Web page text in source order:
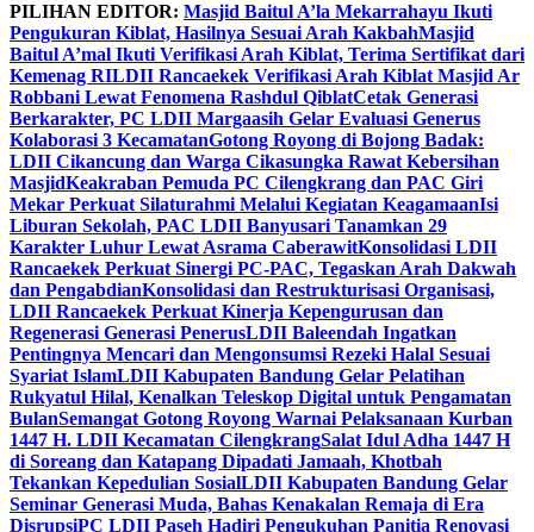
PILIHAN EDITOR: Masjid Baitul A’la Mekarrahayu Ikuti
Pengukuran Kiblat, Hasilnya Sesuai Arah KakbahMasjid
Baitul A’mal Ikuti Verifikasi Arah Kiblat, Terima Sertifikat dari
Kemenag RILDII Rancaekek Verifikasi Arah Kiblat Masjid Ar
Robbani Lewat Fenomena Rashdul QiblatCetak Generasi
Berkarakter, PC LDII Margaasih Gelar Evaluasi Generus
Kolaborasi 3 KecamatanGotong Royong di Bojong Badak:
LDII Cikancung dan Warga Cikasungka Rawat Kebersihan
MasjidKeakraban Pemuda PC Cilengkrang dan PAC Giri
Mekar Perkuat Silaturahmi Melalui Kegiatan KeagamaanIsi
Liburan Sekolah, PAC LDII Banyusari Tanamkan 29
Karakter Luhur Lewat Asrama CaberawitKonsolidasi LDII
Rancaekek Perkuat Sinergi PC-PAC, Tegaskan Arah Dakwah
dan PengabdianKonsolidasi dan Restrukturisasi Organisasi,
LDII Rancaekek Perkuat Kinerja Kepengurusan dan
Regenerasi Generasi PenerusLDII Baleendah Ingatkan
Pentingnya Mencari dan Mengonsumsi Rezeki Halal Sesuai
Syariat IslamLDII Kabupaten Bandung Gelar Pelatihan
Rukyatul Hilal, Kenalkan Teleskop Digital untuk Pengamatan
BulanSemangat Gotong Royong Warnai Pelaksanaan Kurban
1447 H. LDII Kecamatan CilengkrangSalat Idul Adha 1447 H
di Soreang dan Katapang Dipadati Jamaah, Khotbah
Tekankan Kepedulian SosialLDII Kabupaten Bandung Gelar
Seminar Generasi Muda, Bahas Kenakalan Remaja di Era
DisrupsiPC LDII Paseh Hadiri Pengukuhan Panitia Renovasi